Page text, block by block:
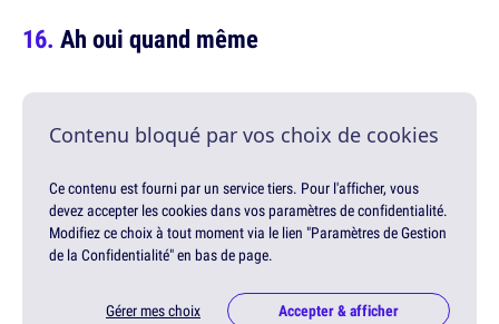
Ah oui quand même
Contenu bloqué par vos choix de cookies
Ce contenu est fourni par un service tiers. Pour l'afficher, vous
devez accepter les cookies dans vos paramètres de confidentialité.
Modifiez ce choix à tout moment via le lien "Paramètres de Gestion
de la Confidentialité" en bas de page.
Gérer mes choix Accepter & afficher